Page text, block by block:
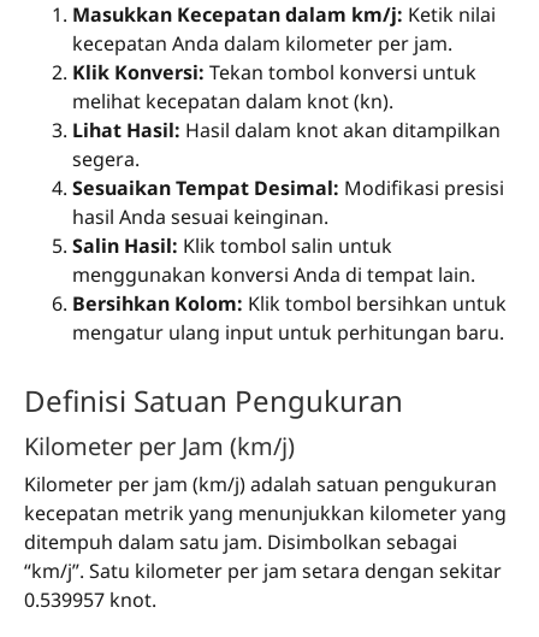
Masukkan Kecepatan dalam km/j: Ketik nilai
kecepatan Anda dalam kilometer per jam.
Klik Konversi: Tekan tombol konversi untuk
melihat kecepatan dalam knot (kn).
Lihat Hasil: Hasil dalam knot akan ditampilkan
segera.
Sesuaikan Tempat Desimal: Modifikasi presisi
hasil Anda sesuai keinginan.
Salin Hasil: Klik tombol salin untuk
menggunakan konversi Anda di tempat lain.
Bersihkan Kolom: Klik tombol bersihkan untuk
mengatur ulang input untuk perhitungan baru.
Definisi Satuan Pengukuran
Kilometer per Jam (km/j)
Kilometer per jam (km/j) adalah satuan pengukuran
kecepatan metrik yang menunjukkan kilometer yang
ditempuh dalam satu jam. Disimbolkan sebagai
“km/j”. Satu kilometer per jam setara dengan sekitar
0.539957 knot.